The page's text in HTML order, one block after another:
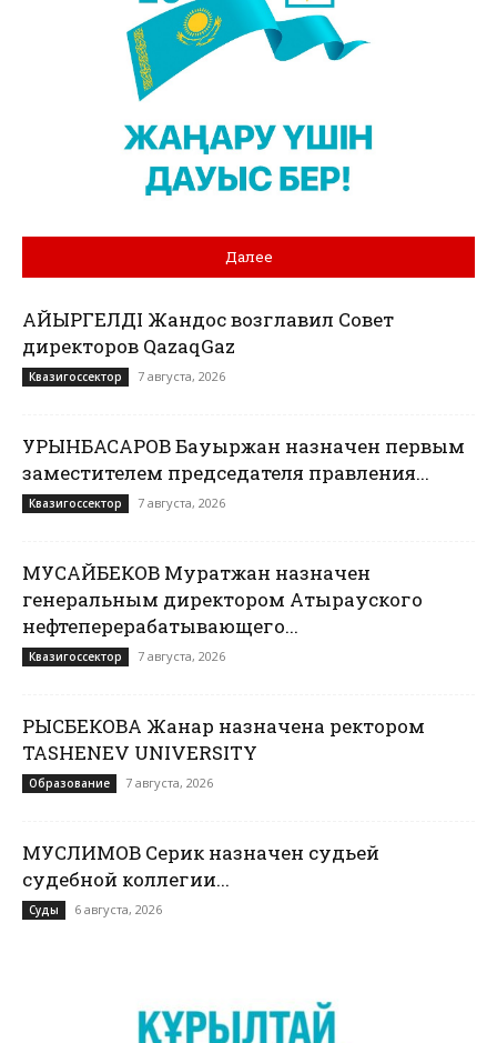
Далее
ҚАЙЫРГЕЛДІ Жандос возглавил Совет
директоров QazaqGaz
Квазигоссектор 7 августа, 2026
УРЫНБАСАРОВ Бауыржан назначен первым
заместителем председателя правления...
Квазигоссектор 7 августа, 2026
МУСАЙБЕКОВ Муратжан назначен
генеральным директором Атырауского
нефтеперерабатывающего...
Квазигоссектор 7 августа, 2026
РЫСБЕКОВА Жанар назначена ректором
TASHENEV UNIVERSITY
Образование 7 августа, 2026
МУСЛИМОВ Серик назначен судьей
судебной коллегии...
Суды 6 августа, 2026